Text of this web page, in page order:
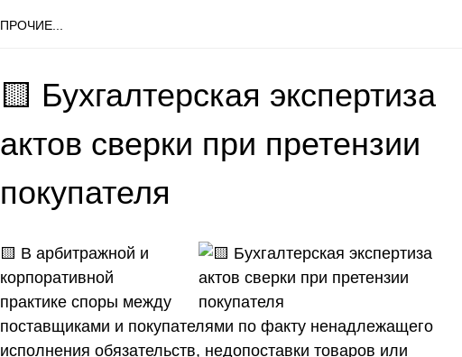
ПРОЧИЕ...
🟨 Бухгалтерская экспертиза
актов сверки при претензии
покупателя
🟨 В арбитражной и
корпоративной
практике споры между
поставщиками и покупателями по факту ненадлежащего
исполнения обязательств, недопоставки товаров или